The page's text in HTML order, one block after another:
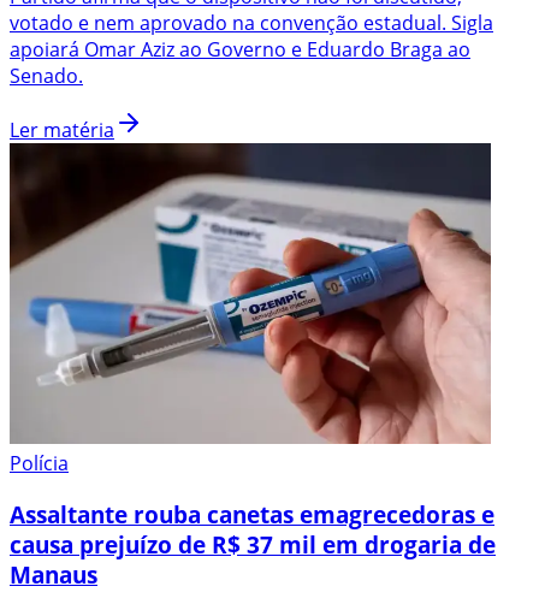
votado e nem aprovado na convenção estadual. Sigla
apoiará Omar Aziz ao Governo e Eduardo Braga ao
Senado.
Ler matéria
Polícia
Assaltante rouba canetas emagrecedoras e
causa prejuízo de R$ 37 mil em drogaria de
Manaus